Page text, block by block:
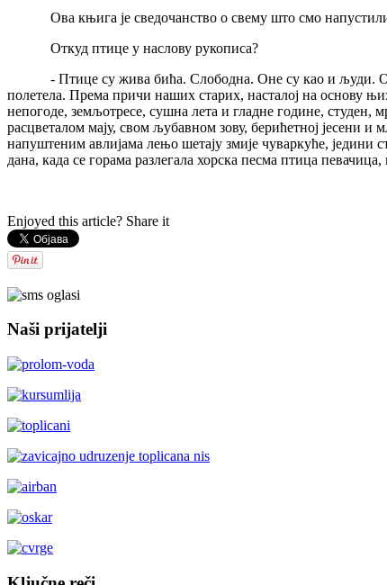
Ова књига је сведочанство о свему што смо напустили и
Откуд птице у наслову рукописа?
- Птице су жива бића. Слободна. Оне су као и људи.
полетела. Према причи наших старих, насталој на основу
непогоде, земљотресе, сушна лета и гладне године, студен,
расцветалом мају, свом љубавном зову, берићетној јесени
напуштеним авлијама лењо шетају змије чуваркуће, једини
дана, када се горама разлегала хорска песма птица
Малина
Enjoyed this article? Share it
Naši prijatelji